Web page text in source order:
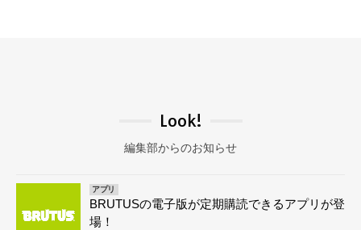
Look!
編集部からのお知らせ
アプリ
BRUTUSの電子版が定期購読できるアプリが登
場！